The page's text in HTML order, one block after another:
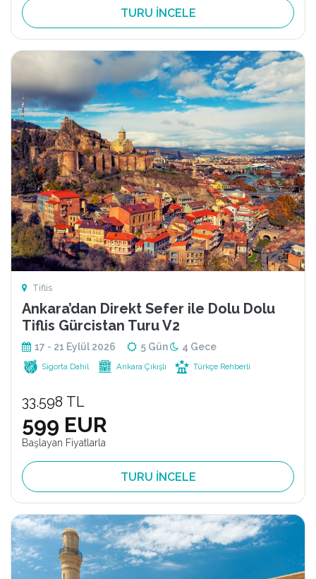
TURU İNCELE
Tiflis
Ankara’dan Direkt Sefer ile Dolu Dolu
Tiflis Gürcistan Turu V2
17 - 21 Eylül 2026 5 Gün 4 Gece
Sigorta Dahil Ankara Çıkışlı Türkçe Rehberli
33.598 TL
599 EUR
Başlayan Fiyatlarla
TURU İNCELE